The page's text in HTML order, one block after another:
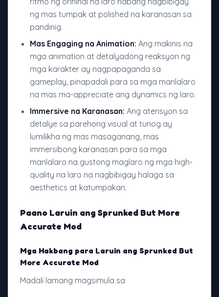
ng mas tumpak at polished na karanasan sa
pandinig.
Mas Engaging na Animation: Ang makinis na
mga animation at detalyadong reaksyon ng
mga karakter ay nagpapaganda sa
gameplay, pinapadali para sa mga manlalaro
na mas ma-appreciate ang dynamics ng laro.
Immersive na Karanasan: Ang atensyon sa
detalye sa parehong visual at tunog ay
lumilikha ng mas masaganang, mas
immersibong karanasan para sa mga
manlalaro na gustong maglaro ng mga high-
quality na laro na nagbibigay halaga sa
aesthetics at katumpakan.
Paano Laruin ang Sprunked But More
Accurate Mod
Mga Hakbang para Laruin ang Sprunked But
More Accurate Mod
Madali lamang magsimula sa